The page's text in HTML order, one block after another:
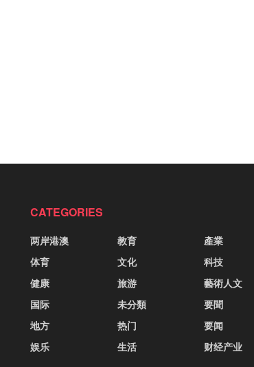
CATEGORIES
两岸港澳
体育
健康
国际
地方
娱乐
教育
文化
旅游
未分類
热门
生活
產業
科技
藝術人文
要聞
要闻
财经产业